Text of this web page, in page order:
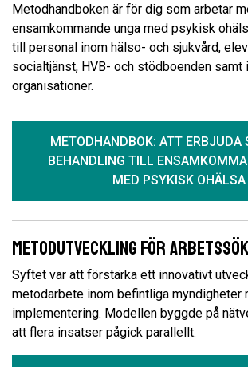
Metodhandboken är för dig som arbetar
ensamkommande unga med psykisk
till personal inom hälso- och sjukvård,
socialtjänst, HVB- och stödboenden samt
organisationer.
METODHANDBOK: ATT ERBJUDA
BEHANDLING TILL
MED PSYKISK OHÄLSA
Metodutveckling för
Syftet var att förstärka ett innovativt
metodarbete inom befintliga myndigheter
implementering. Modellen byggde på
att flera insatser pågick parallellt.